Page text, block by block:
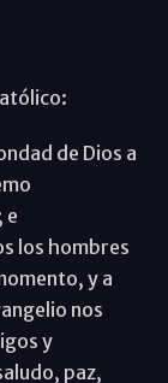
de Dios a
e
los hombres
y a
nos
y
paz,